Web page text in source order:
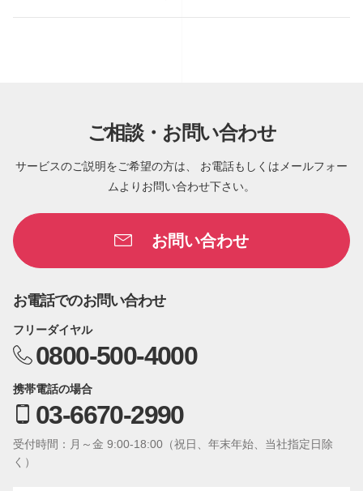
ご相談・お問い合わせ
サービスのご説明をご希望の方は、 お電話もしくはメールフォー
ムよりお問い合わせ下さい。
お問い合わせ
お電話でのお問い合わせ
フリーダイヤル
0800-500-4000
携帯電話の場合
03-6670-2990
受付時間：月～金 9:00-18:00（祝日、年末年始、当社指定日除
く）